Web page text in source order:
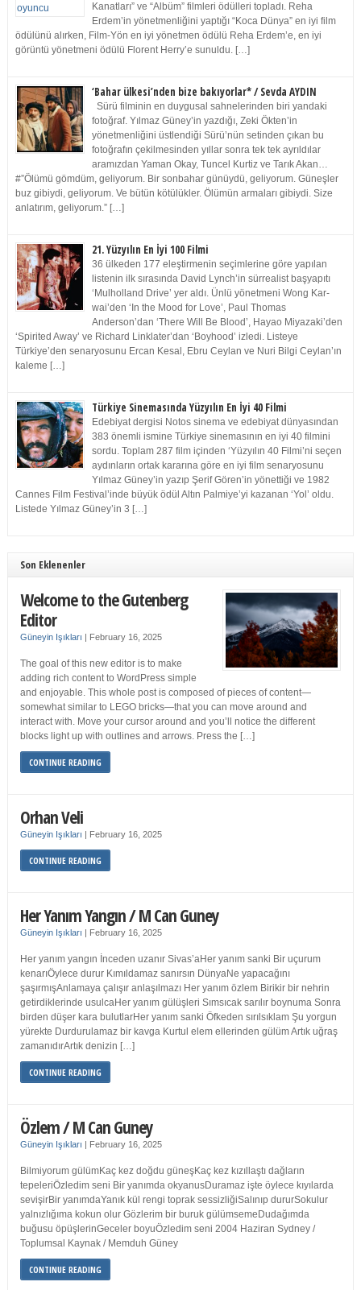
Kanatları” ve “Albüm” filmleri ödülleri topladı. Reha
Erdem’in yönetmenliğini yaptığı “Koca Dünya” en iyi film
ödülünü alırken, Film-Yön en iyi yönetmen ödülü Reha Erdem’e, en iyi
görüntü yönetmeni ödülü Florent Herry’e sunuldu. […]
‘Bahar ülkesi’nden bize bakıyorlar* / Sevda AYDIN
Sürü filminin en duygusal sahnelerinden biri yandaki
fotoğraf. Yılmaz Güney’in yazdığı, Zeki Ökten’in
yönetmenliğini üstlendiği Sürü’nün setinden çıkan bu
fotoğrafın çekilmesinden yıllar sonra tek tek ayrıldılar
aramızdan Yaman Okay, Tuncel Kurtiz ve Tarık Akan…
#”Ölümü gömdüm, geliyorum. Bir sonbahar günüydü, geliyorum. Güneşler
buz gibiydi, geliyorum. Ve bütün kötülükler. Ölümün armaları gibiydi. Size
anlatırım, geliyorum.” […]
21. Yüzyılın En İyi 100 Filmi
36 ülkeden 177 eleştirmenin seçimlerine göre yapılan
listenin ilk sırasında David Lynch’in sürrealist başyapıtı
‘Mulholland Drive’ yer aldı. Ünlü yönetmeni Wong Kar-
wai’den ‘In the Mood for Love’, Paul Thomas
Anderson’dan ‘There Will Be Blood’, Hayao Miyazaki’den
‘Spirited Away’ ve Richard Linklater’dan ‘Boyhood’ izledi. Listeye
Türkiye’den senaryosunu Ercan Kesal, Ebru Ceylan ve Nuri Bilgi Ceylan’ın
kaleme […]
Türkiye Sinemasında Yüzyılın En İyi 40 Filmi
Edebiyat dergisi Notos sinema ve edebiyat dünyasından
383 önemli ismine Türkiye sinemasının en iyi 40 filmini
sordu. Toplam 287 film içinden ‘Yüzyılın 40 Filmi’ni seçen
aydınların ortak kararına göre en iyi film senaryosunu
Yılmaz Güney’in yazıp Şerif Gören’in yönettiği ve 1982
Cannes Film Festival’inde büyük ödül Altın Palmiye’yi kazanan ‘Yol’ oldu.
Listede Yılmaz Güney’in 3 […]
Son Eklenenler
Welcome to the Gutenberg
Editor
Güneyin Işıkları | February 16, 2025
The goal of this new editor is to make
adding rich content to WordPress simple
and enjoyable. This whole post is composed of pieces of content—
somewhat similar to LEGO bricks—that you can move around and
interact with. Move your cursor around and you’ll notice the different
blocks light up with outlines and arrows. Press the […]
CONTINUE READING
Orhan Veli
Güneyin Işıkları | February 16, 2025
CONTINUE READING
Her Yanım Yangın / M Can Guney
Güneyin Işıkları | February 16, 2025
Her yanım yangın İnceden uzanır Sivas’aHer yanım sanki Bir uçurum
kenarıÖylece durur Kımıldamaz sanırsın DünyaNe yapacağını
şaşırmışAnlamaya çalışır anlaşılmazı Her yanım özlem Birikir bir nehrin
getirdiklerinde usulcaHer yanım gülüşleri Sımsıcak sarılır boynuma Sonra
birden düşer kara bulutlarHer yanım sanki Öfkeden sırılsıklam Şu yorgun
yürekte Durdurulamaz bir kavga Kurtul elem ellerinden gülüm Artık uğraş
zamanıdırArtık denizin […]
CONTINUE READING
Özlem / M Can Guney
Güneyin Işıkları | February 16, 2025
Bilmiyorum gülümKaç kez doğdu güneşKaç kez kızıllaştı dağların
tepeleriÖzledim seni Bir yanımda okyanusDuramaz işte öylece kıyılarda
sevişirBir yanımdaYanık kül rengi toprak sessizliğiSalınıp dururSokulur
yalnızlığıma kokun olur Gözlerim bir buruk gülümsemeDudağımda
buğusu öpüşlerinGeceler boyuÖzledim seni 2004 Haziran Sydney /
Toplumsal Kaynak / Memduh Güney
CONTINUE READING